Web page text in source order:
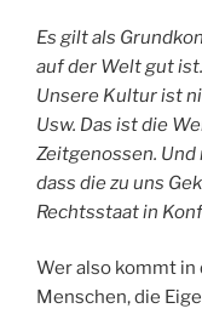
Es gilt als
auf der Welt gut
Unsere Kultur ist
Usw. Das ist die
Zeitgenossen. Und
dass die zu uns
Rechtsstaat in
Wer also kommt
Menschen, die